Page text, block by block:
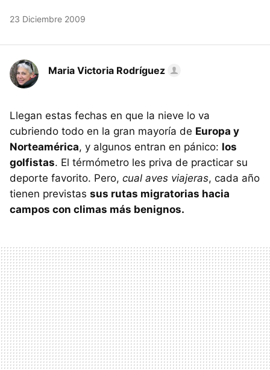
23 Diciembre 2009
Maria Victoria Rodríguez
Llegan estas fechas en que la nieve lo va
cubriendo todo en la gran mayoría de Europa y
Norteamérica, y algunos entran en pánico: los
golfistas. El térmómetro les priva de practicar su
deporte favorito. Pero, cual aves viajeras, cada año
tienen previstas sus rutas migratorias hacia
campos con climas más benignos.